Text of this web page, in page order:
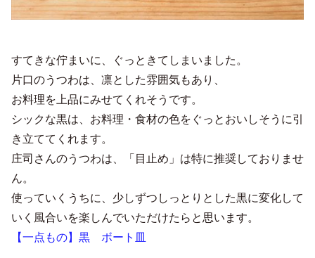
すてきな佇まいに、ぐっときてしまいました。
片口のうつわは、凛とした雰囲気もあり、
お料理を上品にみせてくれそうです。
シックな黒は、お料理・食材の色をぐっとおいしそうに引
き立ててくれます。
庄司さんのうつわは、「目止め」は特に推奨しておりませ
ん。
使っていくうちに、少しずつしっとりとした黒に変化して
いく風合いを楽しんでいただけたらと思います。
【一点もの】黒 ボート皿